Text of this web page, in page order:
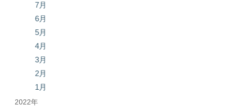
7月
6月
5月
4月
3月
2月
1月
2022年